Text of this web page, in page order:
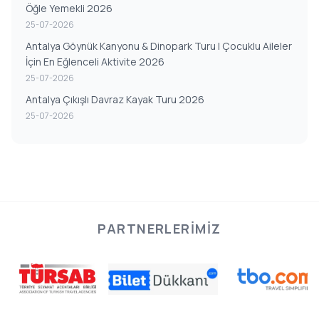
Öğle Yemekli 2026
25-07-2026
Antalya Göynük Kanyonu & Dinopark Turu | Çocuklu Aileler
İçin En Eğlenceli Aktivite 2026
25-07-2026
Antalya Çıkışlı Davraz Kayak Turu 2026
25-07-2026
PARTNERLERIMIZ